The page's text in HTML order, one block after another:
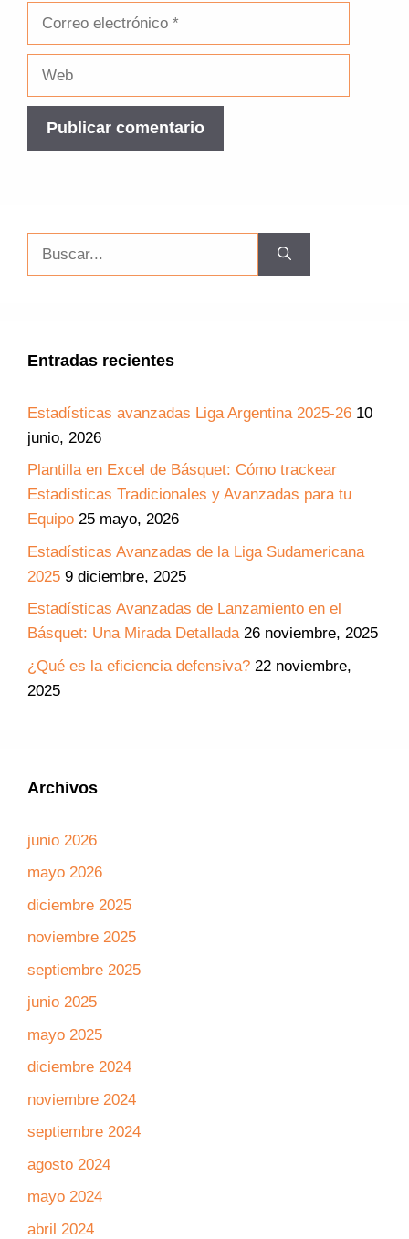
Correo
Web
Buscar:
Entradas recientes
Estadísticas avanzadas Liga Argentina 2025-26 10
junio, 2026
Plantilla en Excel de Básquet: Cómo trackear
Estadísticas Tradicionales y Avanzadas para tu
Equipo 25 mayo, 2026
Estadísticas Avanzadas de la Liga Sudamericana
2025 9 diciembre, 2025
Estadísticas Avanzadas de Lanzamiento en el
Básquet: Una Mirada Detallada 26 noviembre, 2025
¿Qué es la eficiencia defensiva? 22 noviembre,
2025
Archivos
junio 2026
mayo 2026
diciembre 2025
noviembre 2025
septiembre 2025
junio 2025
mayo 2025
diciembre 2024
noviembre 2024
septiembre 2024
agosto 2024
mayo 2024
abril 2024